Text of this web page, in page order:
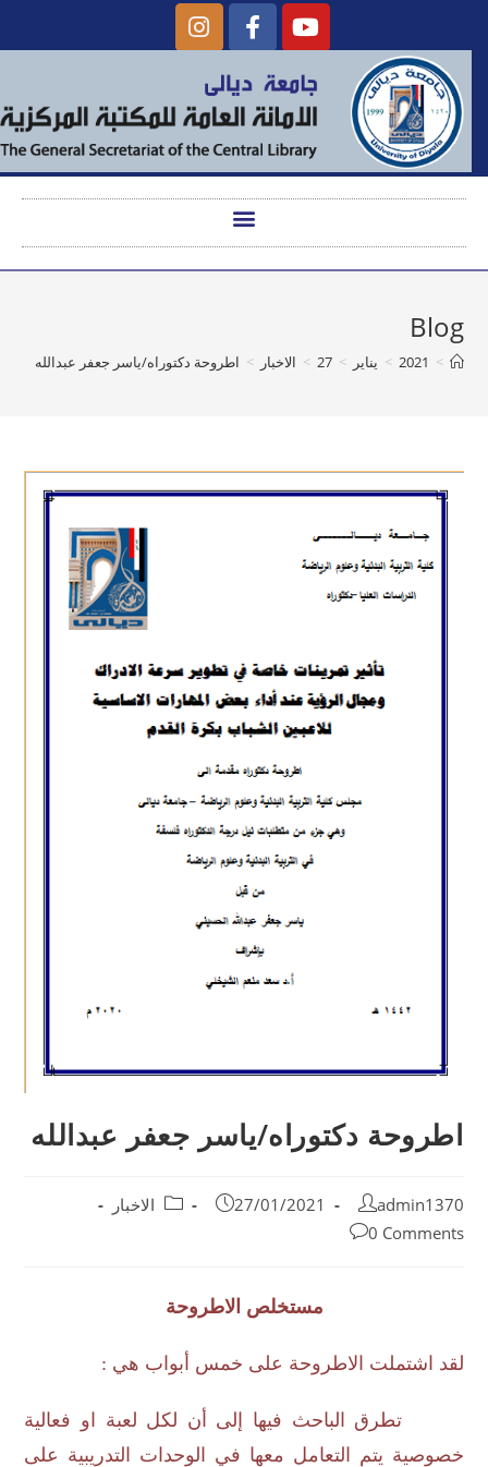
Blog
>
2021
> يناير >
27
> الاخبار > اطروحة دكتوراه/ياسر جعفر عبدالله
اطروحة دكتوراه/ياسر جعفر عبدالله
admin1370
27/01/2021
الاخبار
0 Comments
مستخلص الاطروحة
لقد اشتملت الاطروحة على خمس أبواب هي :
تطرق الباحث فيها إلى أن لكل لعبة او فعالية
خصوصية يتم التعامل معها في الوحدات التدريبية على